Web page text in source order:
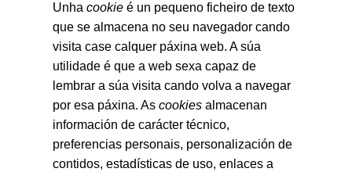
Unha cookieé un pequeno ficheiro de texto
que se almacena no seu navegador cando
visita case calquer páxina web. A súa
utilidade é que a web sexa capaz de
lembrar a súa visita cando volva a navegar
por esa páxina. As cookiesalmacenan
información de carácter técnico,
preferencias personais, personalización de
contidos, estadísticas de uso, enlaces a